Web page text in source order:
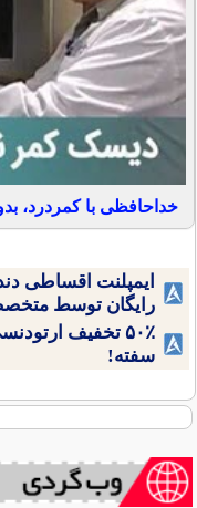
خداحافظی با کمردرد،
ایمپلنت اقساطی
رایگان توسط
۵۰٪ تخفیف
سفته!